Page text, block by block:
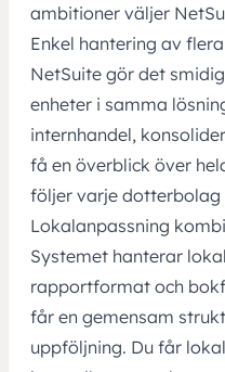
ambitioner väljer
Enkel hantering av
NetSuite gör det
enheter i samma
internhandel,
få en överblick över
följer varje dotterbolag
Lokalanpassning
Systemet hanterar
rapportformat och
får en gemensam
uppföljning. Du får